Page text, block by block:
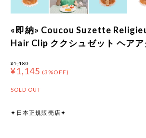
«即納» Coucou Suzette
Hair Clip ククシュゼット ヘア
¥1,180
¥1,145 (3%OFF)
SOLD OUT
✦日本正規販売店✦